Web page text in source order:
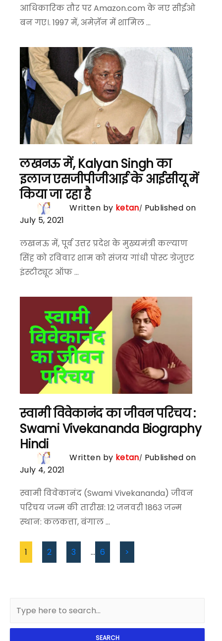
आधिकारिक तौर पर Amazon.com के नए सीईओ
बन गए।. 1997 में, अमेज़ॅन में शामिल ...
लखनऊ में, Kalyan Singh का
इलाज एसजीपीजीआई के आईसीयू में
किया जा रहा है
Written by ketan Published on
July 5, 2021
लखनऊ में, पूर्व उत्तर प्रदेश के मुख्यमंत्री कल्याण
सिंह को रविवार शाम को संजय गांधी पोस्ट ग्रेजुएट
इंस्टीट्यूट ऑफ ...
स्वामी विवेकानंद का जीवन परिचय :
Swami Vivekananda Biography
Hindi
Written by ketan Published on
July 4, 2021
स्वामी विवेकानंद (Swami Vivekananda) जीवन
परिचय जन्म की तारीख: 12 जनवरी 1863 जन्म
स्थान: कलकत्ता, बंगाल ...
1 2 3 … 6 >
SEARCH